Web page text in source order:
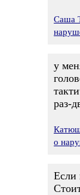
Саша
у
раз-
о
Если